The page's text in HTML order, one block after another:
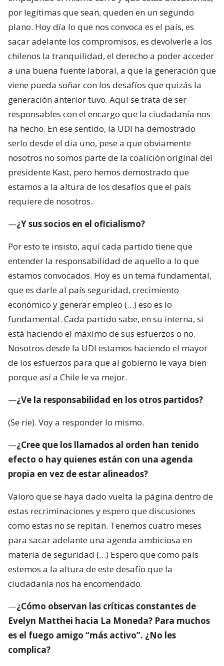
por legítimas que sean, queden en un segundo
plano. Hoy día lo que nos convoca es el país, es
sacar adelante los compromisos, es devolverle a los
chilenos la tranquilidad, el derecho a poder acceder
a una buena fuente laboral, a que la generación que
viene pueda soñar con los desafíos que quizás la
generación anterior tuvo. Aquí se trata de ser
responsables con el encargo que la ciudadanía nos
ha hecho. En ese sentido, la UDI ha demostrado
serlo desde el día uno, pese a que obviamente
nosotros no somos parte de la coalición original del
presidente Kast, pero hemos demostrado que
estamos a la altura de los desafíos que el país
requiere de nosotros.
—¿Y sus socios en el oficialismo?
Por esto te insisto, aquí cada partido tiene que
entender la responsabilidad de aquello a lo que
estamos convocados. Hoy es un tema fundamental,
que es darle al país seguridad, crecimiento
económico y generar empleo (…) eso es lo
fundamental. Cada partido sabe, en su interna, si
está haciendo el máximo de sus esfuerzos o no.
Nosotros desde la UDI estamos haciendo el mayor
de los esfuerzos para que al gobierno le vaya bien
porque así a Chile le va mejor.
—¿Ve la responsabilidad en los otros partidos?
(Se ríe). Voy a responder lo mismo.
—¿Cree que los llamados al orden han tenido
efecto o hay quienes están con una agenda
propia en vez de estar alineados?
Valoro que se haya dado vuelta la página dentro de
estas recriminaciones y espero que discusiones
como estas no se repitan. Tenemos cuatro meses
para sacar adelante una agenda ambiciosa en
materia de seguridad (…) Espero que como país
estemos a la altura de este desafío que la
ciudadanía nos ha encomendado.
—¿Cómo observan las críticas constantes de
Evelyn Matthei hacia La Moneda? Para muchos
es el fuego amigo “más activo”. ¿No les
complica?